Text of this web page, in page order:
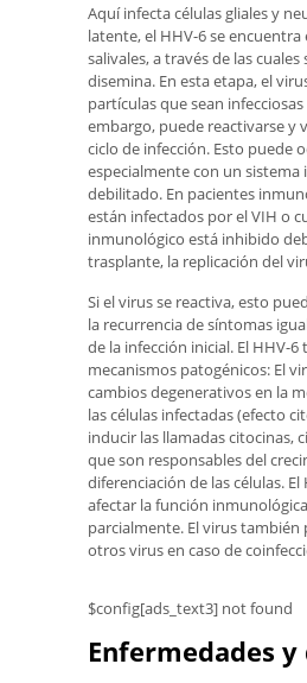
Aquí infecta células gliales y
latente, el HHV-6 se encuentra
salivales, a través de las cuales
disemina. En esta etapa, el
partículas que sean
embargo, puede reactivarse y
ciclo de infección. Esto puede
especialmente con un sistema
debilitado. En pacientes
están infectados por el VIH o
inmunológico está inhibido
trasplante, la replicación del
Si el virus se reactiva, esto
la recurrencia de síntomas
de la infección inicial. El HHV-6
mecanismos patogénicos: El
cambios degenerativos en la
las células infectadas (efecto
inducir las llamadas citocinas,
que son responsables del
diferenciación de las células. El
afectar la función
parcialmente. El virus
otros virus en caso de
$config[ads_text3] not found
Enfermedades